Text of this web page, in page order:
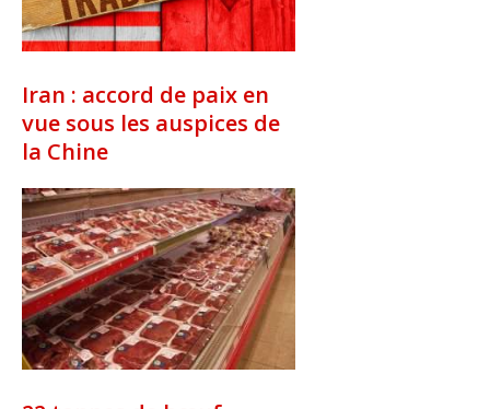
Iran : accord de paix en
vue sous les auspices de
la Chine